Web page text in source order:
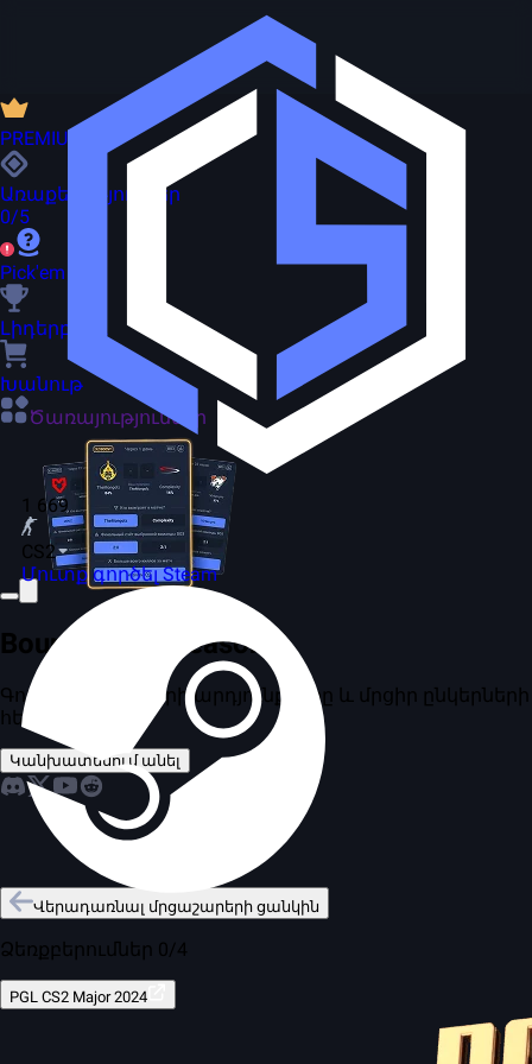
1 669
CS2
Մուտք գործել Steam
PREMIUM
Առաքելություններ
0/5
Pick'em
Լիդերբորդ
Խանութ
Ծառայություններ
Bounty 2026 Season 2
Գուշակիր խաղերի արդյունքները և մրցիր ընկերների
հետ
Կանխատեսում անել
Վերադառնալ մրցաշարերի ցանկին
Ձեռքբերումներ 0/4
PGL CS2 Major 2024